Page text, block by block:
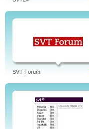
SVT Forum